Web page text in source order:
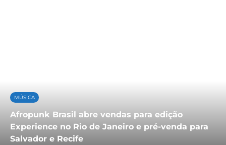
MÚSICA
Afropunk Brasil abre vendas para edição
Experience no Rio de Janeiro e pré-venda para
Salvador e Recife